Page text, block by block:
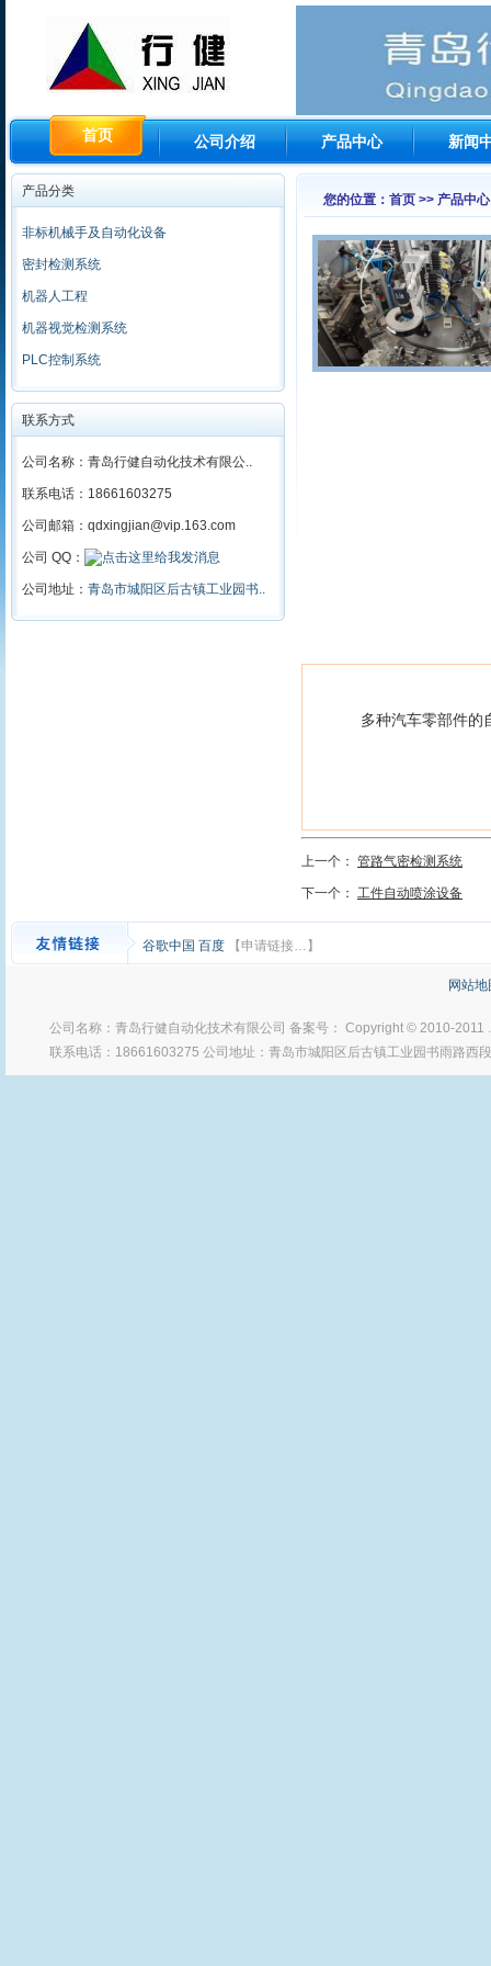
首页 公司介绍 产品中心 新闻
产品分类
非标机械手及自动化设备
密封检测系统
机器人工程
机器视觉检测系统
PLC控制系统
联系方式
公司名称：青岛行健自动化技术有限公..
联系电话：18661603275
公司邮箱：qdxingjian@vip.163.com
公司 QQ：
公司地址： 青岛市城阳区后古镇工业园书..
您的位置：首页 >> 产品中
多种汽车零部件的
上一个： 管路气密检测系统
下一个： 工件自动喷涂设备
谷歌中国 百度 【申请链接…】
网站地
公司名称：青岛行健自动化技术有限公司 备案号： Copyright © 2010-2011
联系电话：18661603275 公司地址：青岛市城阳区后古镇工业园书雨路西